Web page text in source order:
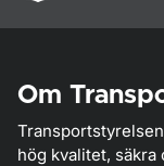
Om
hög kvalitet,